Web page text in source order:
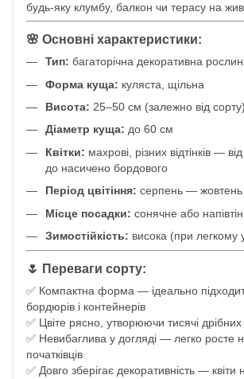
будь-яку клумбу, балкон чи терасу на
🌸 Основні характеристики:
Тип: багаторічна декоративна
Форма куща: куляста, щільна
Висота: 25–50 см (залежно від сорту)
Діаметр куща: до 60 см
Квітки: махрові, різних відтінків —
до насичено бордового
Період цвітіння: серпень — жовтень
Місце посадки: сонячне або
Зимостійкість: висока (при легкому
🌷 Переваги сорту:
✅ Компактна форма — ідеально
бордюрів і контейнерів
✅ Цвіте рясно, утворюючи тисячі дрібних
✅ Невибаглива у догляді — легко росте
початківців
✅ Довго зберігає декоративність — квіти